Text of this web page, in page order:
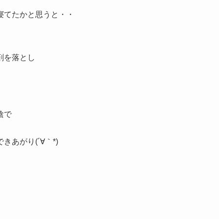
たかと思うと・・
を落とし
で
あがり(´∀｀*)